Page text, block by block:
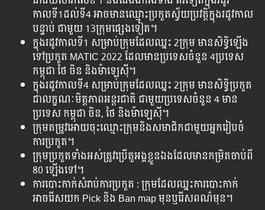
កាលទី1ដល់ទី4 អាចមានឈ្មោះប្រកួតស្វ័យប្រវត្តិក្នុងរដូវកាល
បន្ទាប់ ជាមួយ 13ក្រុមផ្សេងទៀត។
ក្នុងរដូវកាលទី1 សម្រាប់ក្រុមដែលឈ្នះ 2ក្រុម មានសិទ្ធិឡើង
ទៅប្រកួត MATIC 2022 ដែលមានប្រទេសចំនួន 4ប្រទេស
កម្ពុជា ថៃ ចិន និងម៉ាឡេស៊ី។
ក្នុងរដូវកាលទី4 សម្រាប់ក្រុមដែលឈ្នះ 2ក្រុម មានសិទ្ធិប្រកួត
ជាលក្ខណៈមិត្តភាពអន្តរជាតិ ជាមួយប្រទេសចំនួន 4 មាន
ប្រទេស កម្ពុជា ចិន, ថៃ និងម៉ាឡេស៊ី​។
ក្រុមតម្រូវអោយចុះឈ្មោះក្រុមនិងសមាជិកជាមួយអ្នករៀបចំ
ការប្រកួត។
ក្រុមប្រកួតទាំងអស់ត្រូវប្រើតួអង្គខ្លួនឯងដែលមានកម្រិតចាប់ពី
80 ឡើងទៅ។
ការបោះកាក់សំរាប់ការប្រកួត : ក្រុមដែលឈ្នះការបោះកាក់
អាចរើសយក Pick និង Ban map មុនឬរើសពណ៌មុន។